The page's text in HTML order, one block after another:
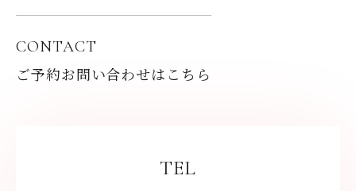
CONTACT
ご予約お問い合わせはこちら
TEL